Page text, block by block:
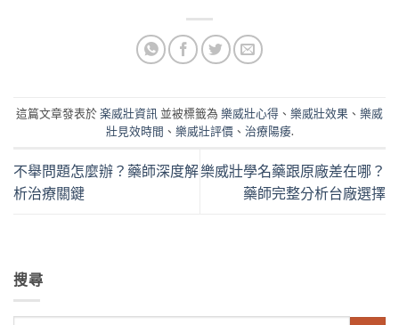
這篇文章發表於楽威壯資訊 並被標籤為 樂威壯心得 、 樂威壯效果 、 樂威
壯見效時間 、 樂威壯評價、 治療陽痿.
不舉問題怎麼辦？藥師深度解
析治療關鍵
樂威壯學名藥跟原廠差在哪？
藥師完整分析台廠選擇
搜尋